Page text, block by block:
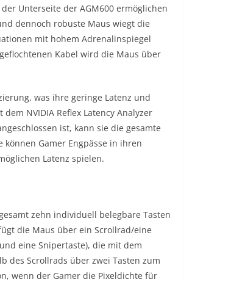
Unterseite der AGM600 ermöglichen
dennoch robuste Maus wiegt die
mit hohem Adrenalinspiegel
Kabel wird die Maus über
was ihre geringe Latenz und
NVIDIA Reflex Latency Analyzer
ist, kann sie die gesamte
können Gamer Engpässe in ihren
Latenz spielen.
zehn individuell belegbare Tasten
die Maus über ein Scrollrad/eine
eine Snipertaste), die mit dem
des Scrollrads über zwei Tasten zum
wenn der Gamer die Pixeldichte für